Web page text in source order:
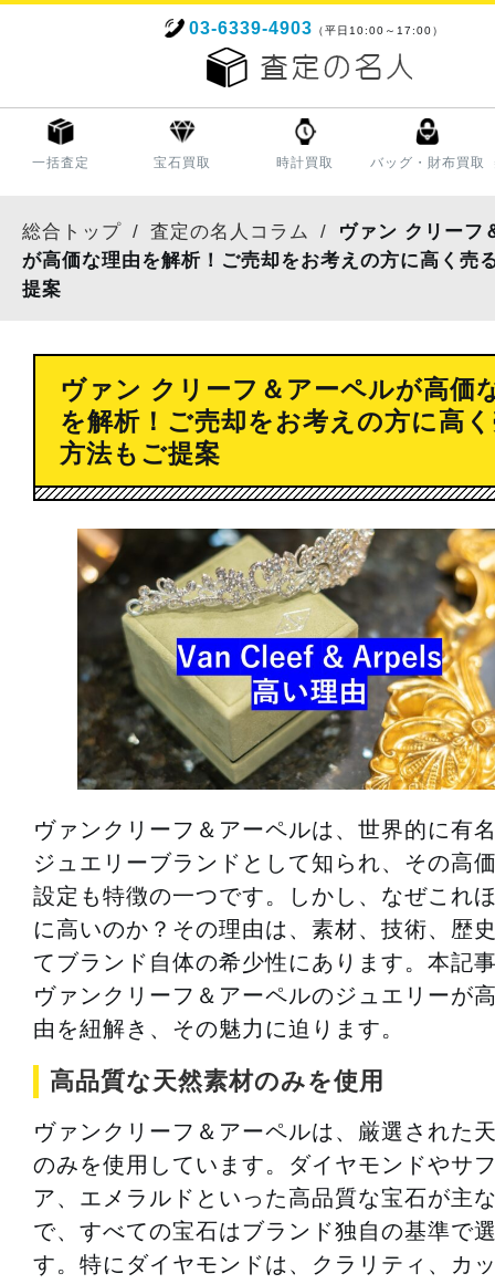
03-6339-4903 （平日10:00～17:00）
一括査定 宝石買取 時計買取 バッグ・財布買取
総合トップ 査定の名人コラム
ヴァン クリーフ
が高価な理由を解析！ご売却をお考えの方に高く売
提案
ヴァン クリーフ＆アーペルが高価
を解析！ご売却をお考えの方に高
方法もご提案
ヴァンクリーフ＆アーペルは、世界的に有
ジュエリーブランドとして知られ、その高
設定も特徴の一つです。しかし、なぜこれ
に高いのか？その理由は、素材、技術、歴
てブランド自体の希少性にあります。本記
ヴァンクリーフ＆アーペルのジュエリーが
由を紐解き、その魅力に迫ります。
高品質な天然素材のみを使用
ヴァンクリーフ＆アーペルは、厳選された
のみを使用しています。ダイヤモンドやサ
ア、エメラルドといった高品質な宝石が主
で、すべての宝石はブランド独自の基準で
す。特にダイヤモンドは、クラリティ、カ